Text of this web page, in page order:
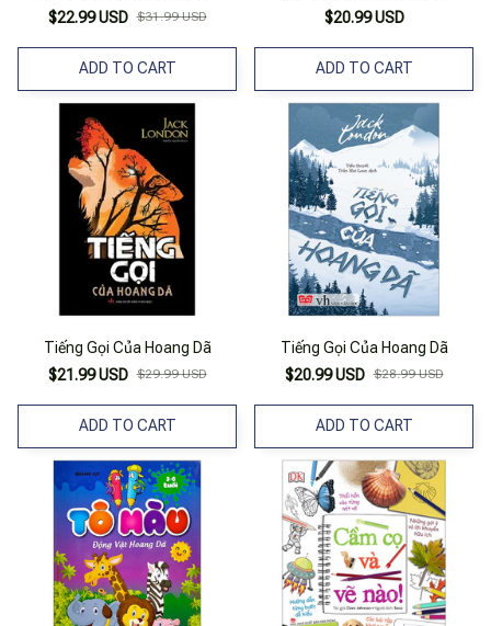
$22.99 USD $31.99 USD
ADD TO CART
$20.99 USD
ADD TO CART
Tiếng Gọi Của Hoang Dã
$21.99 USD $29.99 USD
ADD TO CART
Tiếng Gọi Của Hoang Dã
$20.99 USD $28.99 USD
ADD TO CART